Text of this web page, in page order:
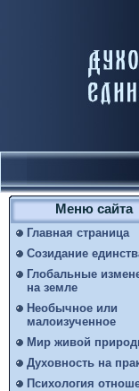
Меню сайта
Главная страница
Созидание
Глобальные
на земле
Необычное или
малоизученное
Мир живой
Духовность на
Психология